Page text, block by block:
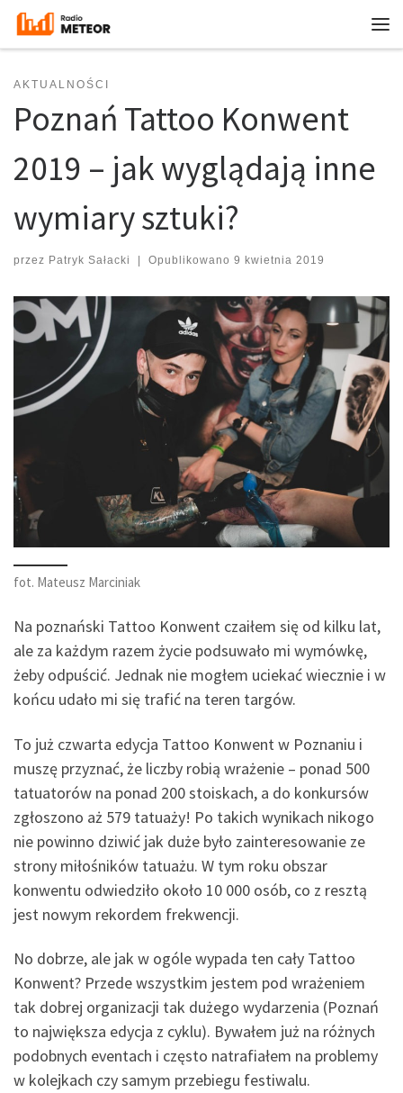
Przejdź do treści
AKTUALNOŚCI
Poznań Tattoo Konwent
2019 – jak wyglądają inne
wymiary sztuki?
przez Patryk Sałacki Opublikowano 9 kwietnia 2019
fot. Mateusz Marciniak
Na poznański Tattoo Konwent czaiłem się od kilku lat,
ale za każdym razem życie podsuwało mi wymówkę,
żeby odpuścić. Jednak nie mogłem uciekać wiecznie i w
końcu udało mi się trafić na teren targów.
To już czwarta edycja Tattoo Konwent w Poznaniu i
muszę przyznać, że liczby robią wrażenie – ponad 500
tatuatorów na ponad 200 stoiskach, a do konkursów
zgłoszono aż 579 tatuaży! Po takich wynikach nikogo
nie powinno dziwić jak duże było zainteresowanie ze
strony miłośników tatuażu. W tym roku obszar
konwentu odwiedziło około 10 000 osób, co z resztą
jest nowym rekordem frekwencji.
No dobrze, ale jak w ogóle wypada ten cały Tattoo
Konwent? Przede wszystkim jestem pod wrażeniem
tak dobrej organizacji tak dużego wydarzenia (Poznań
to największa edycja z cyklu). Bywałem już na różnych
podobnych eventach i często natrafiałem na problemy
w kolejkach czy samym przebiegu festiwalu.